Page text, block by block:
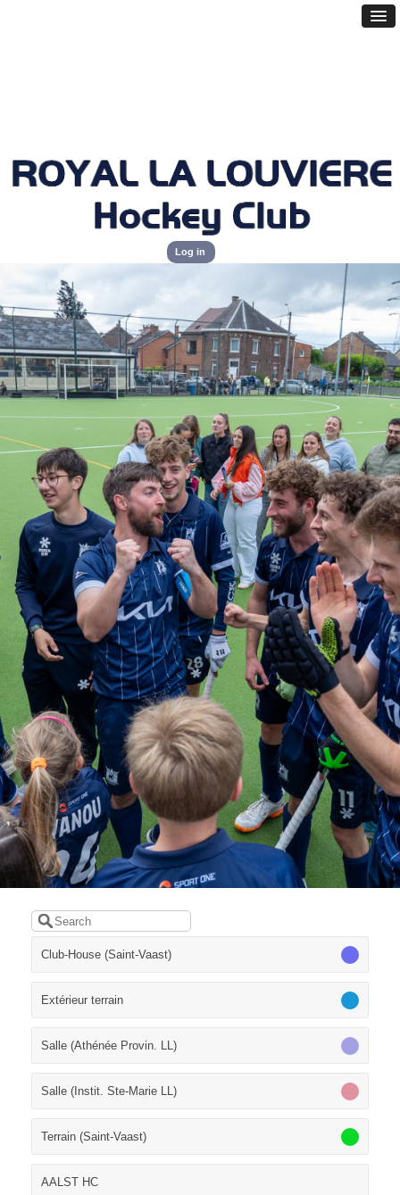
Log in
Club-House (Saint-Vaast)
Extérieur terrain
Salle (Athénée Provin. LL)
Salle (Instit. Ste-Marie LL)
Terrain (Saint-Vaast)
AALST HC